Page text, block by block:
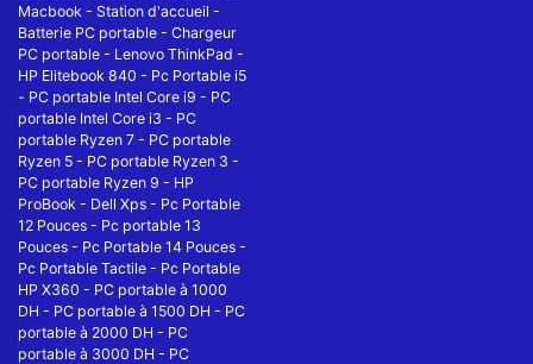
Macbook - Station d'accueil -
Batterie PC portable - Chargeur
PC portable - Lenovo ThinkPad -
HP Elitebook 840 - Pc Portable i5
- PC portable Intel Core i9 - PC
portable Intel Core i3 - PC
portable Ryzen 7 - PC portable
Ryzen 5 - PC portable Ryzen 3 -
PC portable Ryzen 9 - HP
ProBook - Dell Xps - Pc Portable
12 Pouces - Pc portable 13
Pouces - Pc Portable 14 Pouces -
Pc Portable Tactile - Pc Portable
HP X360 - PC portable à 1000
DH - PC portable à 1500 DH - PC
portable à 2000 DH - PC
portable à 3000 DH - PC